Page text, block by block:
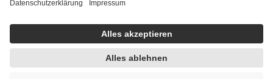
Einholung von Bewertungen. Trusted Shops hat Maßnahmen
getroffen, um sicherzustellen, dass es sich um echte Bewertungen
handelt. Mehr Informationen findest du hier:
https://help.etrusted.com/hc/de/articles/4419944605341